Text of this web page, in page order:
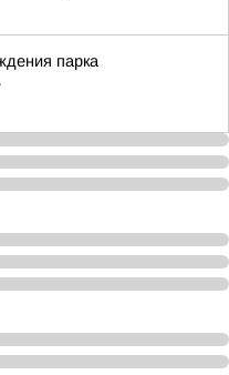
парка